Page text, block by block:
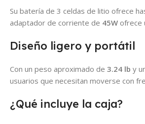
Su batería de 3 celdas de litio ofrece
adaptador de corriente de 45W ofrece
Diseño ligero y portátil
Con un peso aproximado de 3.24 lb y
usuarios que necesitan moverse con
¿Qué incluye la caja?